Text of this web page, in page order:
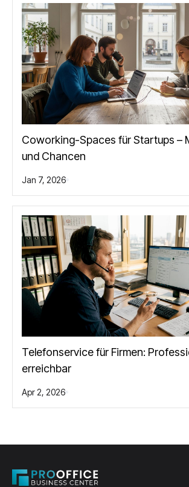
Coworking-Spaces für Startups –
und Chancen
Jan 7, 2026
Telefonservice für Firmen:
erreichbar
Apr 2, 2026